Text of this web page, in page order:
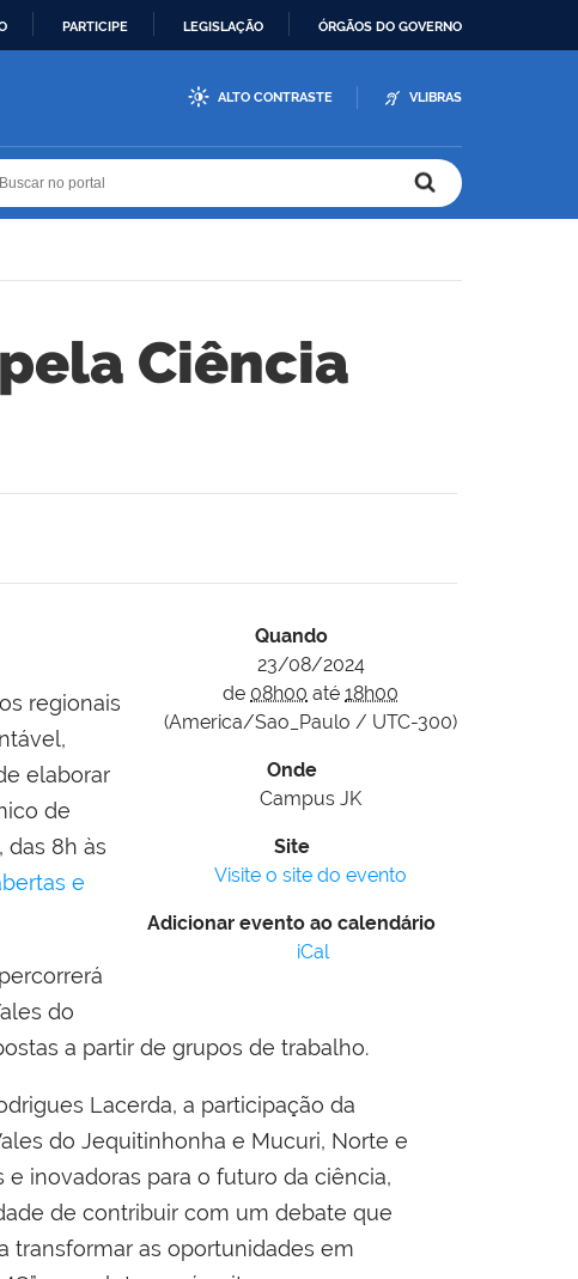
PARTICIPE LEGISLAÇÃO ÓRGÃOS DO GOVERNO
ALTO CONTRASTE VLIBRAS
Ciência
Quando
23/08/2024
de 08h00 até 18h00
(America/Sao_Paulo / UTC-300)
Onde
Campus JK
Site
Visite o site do evento
Adicionar evento ao calendário
iCal
regionais
elaborar
de
das 8h às
e
do
a partir de grupos de trabalho.
Lacerda, a participação da
do Jequitinhonha e Mucuri, Norte e
inovadoras para o futuro da ciência,
de contribuir com um debate que
transformar as oportunidades em